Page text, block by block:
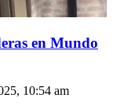
en Mundo
10:54 am